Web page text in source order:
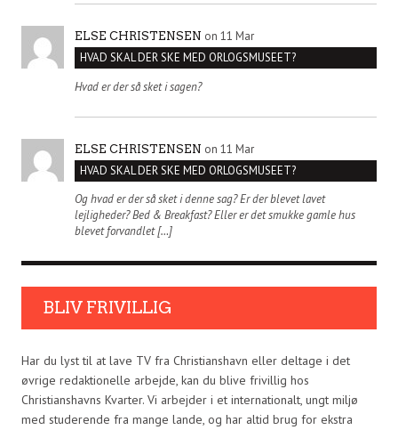
ELSE CHRISTENSEN on 11 Mar
HVAD SKAL DER SKE MED ORLOGSMUSEET?
Hvad er der så sket i sagen?
ELSE CHRISTENSEN on 11 Mar
HVAD SKAL DER SKE MED ORLOGSMUSEET?
Og hvad er der så sket i denne sag? Er der blevet lavet
lejligheder? Bed & Breakfast? Eller er det smukke gamle hus
blevet forvandlet […]
BLIV FRIVILLIG
Har du lyst til at lave TV fra Christianshavn eller deltage i det
øvrige redaktionelle arbejde, kan du blive frivillig hos
Christianshavns Kvarter. Vi arbejder i et internationalt, ungt miljø
med studerende fra mange lande, og har altid brug for ekstra